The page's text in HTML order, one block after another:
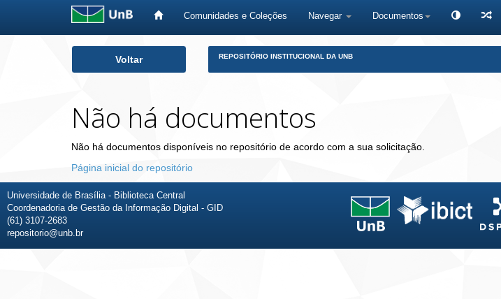
Comunidades e Coleções Navegar Documentos
Voltar REPOSITÓRIO INSTITUCIONAL DA UNB
Não há documentos
Não há documentos disponíveis no repositório de acordo com a sua solicitação.
Página inicial do repositório
Universidade de Brasília - Biblioteca Central
Coordenadoria de Gestão da Informação Digital - GID
(61) 3107-2683
repositorio@unb.br